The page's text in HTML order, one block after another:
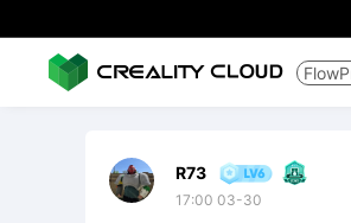
R73
17:00 03-30